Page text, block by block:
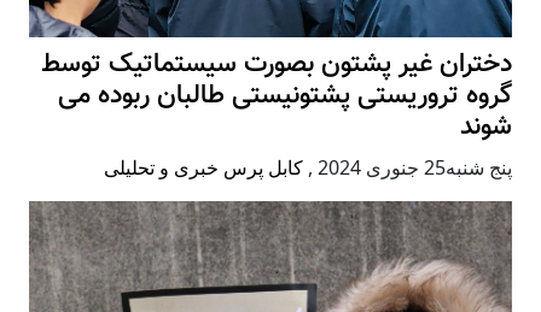
دختران غیر پشتون بصورت سیستماتیک توسط
گروه تروریستی پشتونیستی طالبان ربوده می
شوند
پنج شنبه25 جنوری 2024 , کابل پرس خبری و تحلیلی